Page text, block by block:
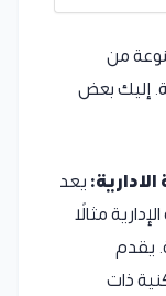
من
إليك بعض
يعد
مثالًا
يقدم
ذات